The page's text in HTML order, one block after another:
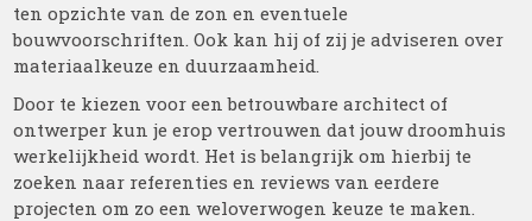
ten opzichte van de zon en eventuele
bouwvoorschriften. Ook kan hij of zij je adviseren over
materiaalkeuze en duurzaamheid.
Door te kiezen voor een betrouwbare architect of
ontwerper kun je erop vertrouwen dat jouw droomhuis
werkelijkheid wordt. Het is belangrijk om hierbij te
zoeken naar referenties en reviews van eerdere
projecten om zo een weloverwogen keuze te maken.